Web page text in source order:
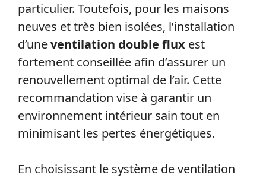
particulier. Toutefois, pour les maisons
neuves et très bien isolées, l’installation
d’uneventilation double flux est
fortement conseillée afin d’assurer un
renouvellement optimal de l’air. Cette
recommandation vise à garantir un
environnement intérieur sain tout en
minimisant les pertes énergétiques.
En choisissant le système de ventilation